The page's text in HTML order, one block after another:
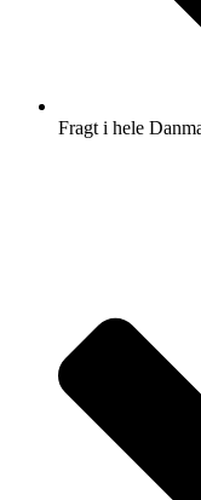
Fragt i hele